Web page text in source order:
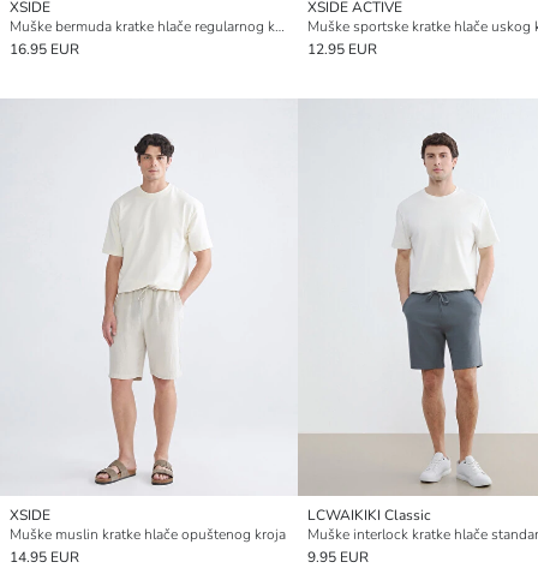
XSIDE
Muške bermuda kratke hlače regularnog kroja s izgledom lana
16.95 EUR
XSIDE ACTIVE
Muške sportske kratke hlače uskog
12.95 EUR
XSIDE
Muške muslin kratke hlače opuštenog kroja
14.95 EUR
LCWAIKIKI Classic
9.95 EUR